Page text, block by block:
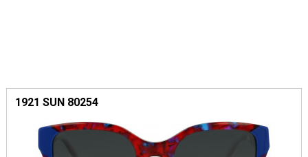
1921 SUN 80254